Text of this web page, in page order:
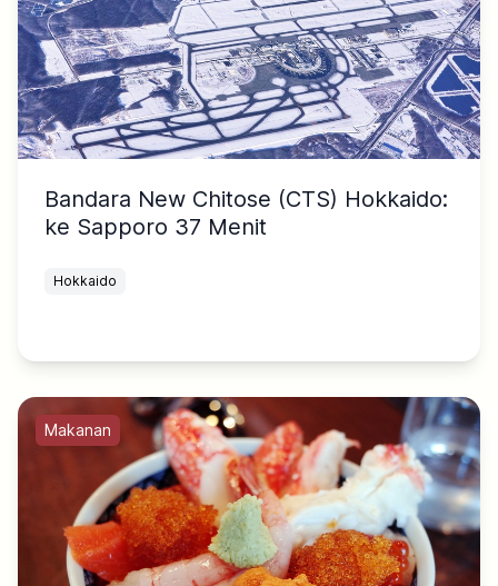
Bandara New Chitose (CTS) Hokkaido:
ke Sapporo 37 Menit
Hokkaido
Makanan